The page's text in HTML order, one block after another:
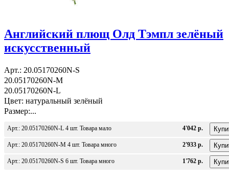
Английский плющ Олд Тэмпл зелёный
искусственный
Арт.: 20.05170260N-S
20.05170260N-M
20.05170260N-L
Цвет: натуральный зелёный
Размер:...
Арт.: 20.05170260N-L 4 шт. Товара мало 4'042 р.
Арт.: 20.05170260N-M 4 шт. Товара много 2'933 р.
Арт.: 20.05170260N-S 6 шт. Товара много 1'762 р.